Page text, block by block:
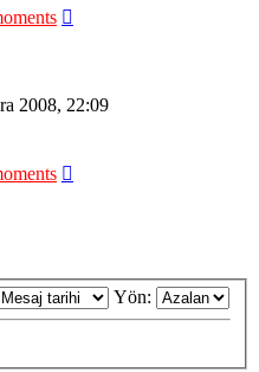
2008, 22:09
Yön: